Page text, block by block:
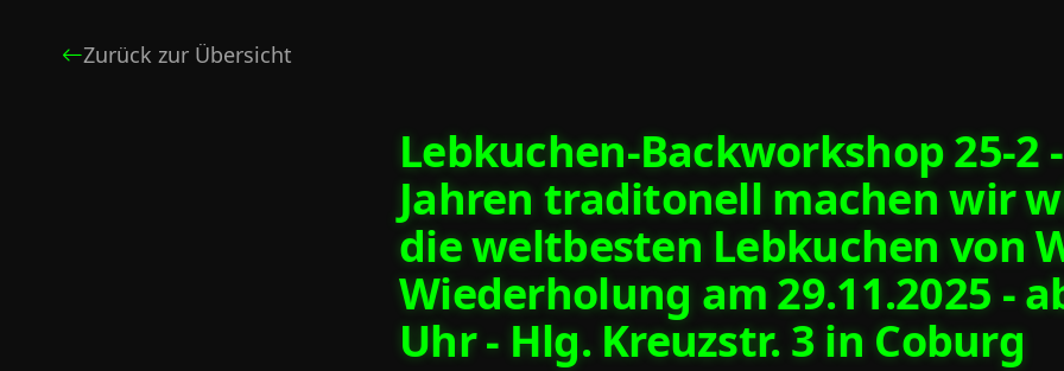
Zurück zur Übersicht
Lebkuchen-Backworkshop 25-2
Jahren traditonell machen wir
die weltbesten Lebkuchen von
Wiederholung am 29.11.2025 -
Uhr - Hlg. Kreuzstr. 3 in Coburg